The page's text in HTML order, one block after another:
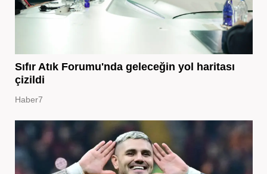
Sıfır Atık Forumu'nda geleceğin yol haritası
çizildi
Haber7